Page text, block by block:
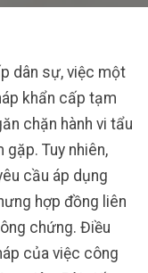
dân sự, việc một
khẩn cấp tạm
chặn hành vi tẩu
gặp. Tuy nhiên,
cầu áp dụng
hợp đồng liên
chứng. Điều
của việc công